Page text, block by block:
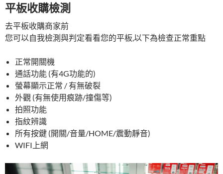
平板收購檢測
去平板收購商家前
您可以自我檢測與判定看看您的平板,以下為檢查正常重點
正常開關機
通話功能 (有4G功能的)
螢幕顯示正常 / 有無破裂
外觀 (有無使用痕跡/撞傷等)
拍照功能
指紋辨識
所有按鍵 (開關/音量/HOME/震動靜音)
WIFI上網